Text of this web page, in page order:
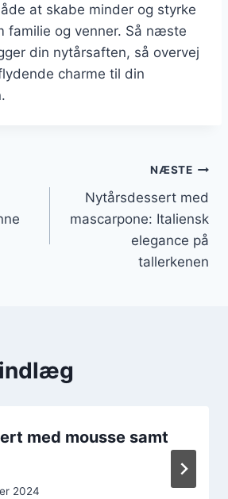
at skabe minder og styrke
familie og venner. Så næste
din nytårsaften, så overvej
charme til din
NÆSTE
Nytårsdessert med
mascarpone: Italiensk
elegance på
tallerkenen
med mousse samt
2024